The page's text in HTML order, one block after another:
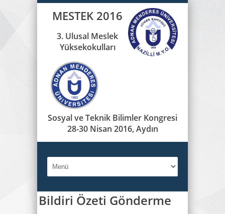
MESTEK 2016
3. Ulusal Meslek
Yüksekokulları
Sosyal ve Teknik Bilimler Kongresi
28-30 Nisan 2016, Aydın
Bildiri Özeti Gönderme